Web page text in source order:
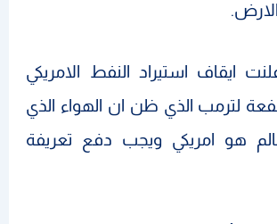
ايقاف استيراد النفط الامريكي
لترمب الذي ظن ان الهواء الذي
هو امريكي ويجب دفع تعريفة